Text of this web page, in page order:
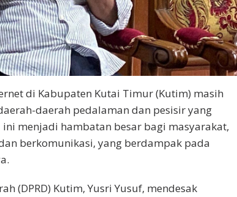
di Kabupaten Kutai Timur (Kutim) masih
daerah pedalaman dan pesisir yang
menjadi hambatan besar bagi masyarakat,
berkomunikasi, yang berdampak pada
(DPRD) Kutim, Yusri Yusuf, mendesak